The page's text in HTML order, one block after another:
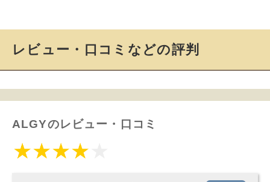
レビュー・口コミなどの評判
ALGYのレビュー・口コミ